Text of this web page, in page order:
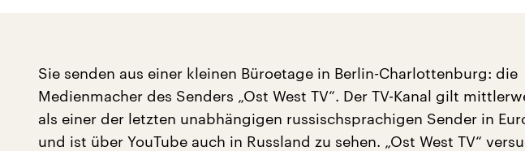
Sie senden aus einer kleinen Büroetage in Berlin-Charlottenburg: die
Medienmacher des Senders „Ost West TV“. Der TV-Kanal gilt
als einer der letzten unabhängigen russischsprachigen Sender in
und ist über YouTube auch in Russland zu sehen. „Ost West TV“